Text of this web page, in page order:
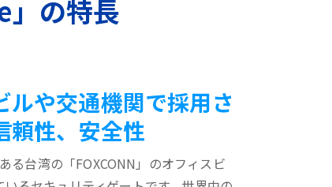
」の特長
ルや交通機関で採用さ
頼性、安全性
る台湾の「FOXCONN」のオフィスビ